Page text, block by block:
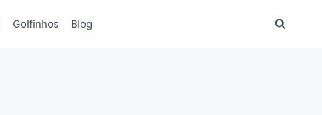
Golfinhos Blog